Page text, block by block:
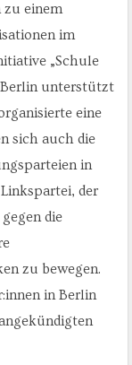
zu einem
im
„Schule
Berlin unterstützt
eine
sich auch die
in
der
die
zu bewegen.
in Berlin